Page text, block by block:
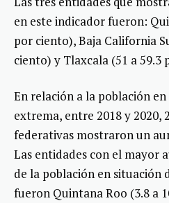
en este indicador fueron:
por ciento), Baja California
ciento) y Tlaxcala (51 a 59.3
En relación a la población
extrema, entre 2018 y 2020,
federativas mostraron un
Las entidades con el mayor
de la población en situación
fueron Quintana Roo (3.8 a